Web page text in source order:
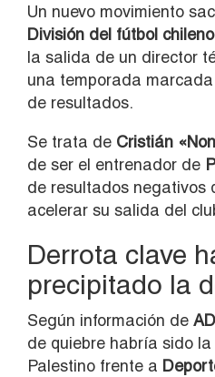
Un nuevo movimiento
División del fútbol chileno
la salida de un director
una temporada
de resultados.
Se trata de Cristián
de ser el entrenador de
de resultados negativos
acelerar su salida del
Derrota clave
precipitado la
Según información de
de quiebre habría sido
Palestino frente a